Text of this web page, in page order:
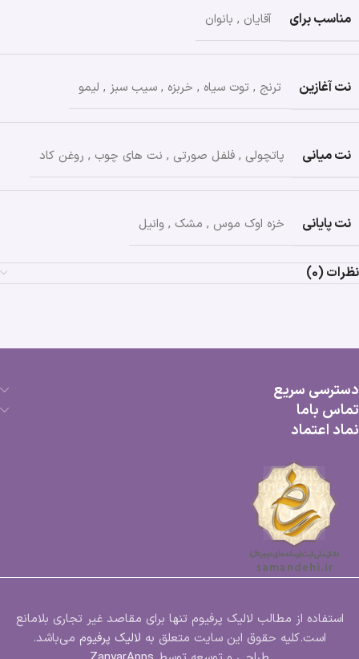
مناسب برای آقایان , بانوان
نت آغازین ترنج , توت سیاه , خربزه , سیب سبز , لیمو
نت میانی پاتچولی , فلفل صورتی , نت های چوب , روغن کاد
نت پایانی خزه اوک موس , مشک , وانیل
نظرات (0)
دسترسی سریع
تماس باما
نماد اعتماد
استفاده از مطالب لالیک پرفیوم تنها برای مقاصد غیر تجاری بلامانع
است.کلیه حقوق این سایت متعلق به لالیک پرفیوم می‌باشد.